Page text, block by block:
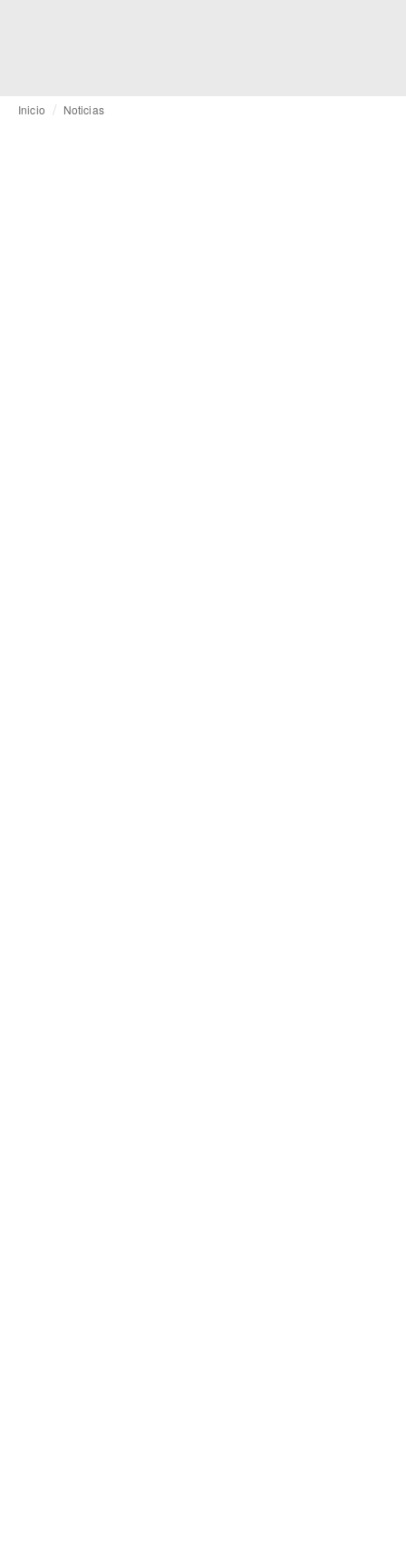
Inicio Noticias